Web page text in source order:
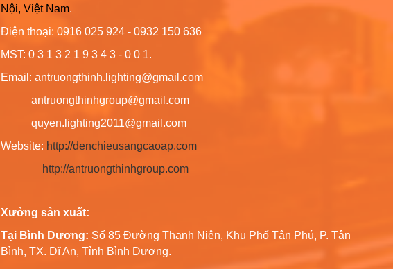
Nội, Việt Nam.
Điện thoại: 0916 025 924 - 0932 150 636
MST: 0 3 1 3 2 1 9 3 4 3 - 0 0 1.
Email: antruongthinh.lighting@gmail.com
antruongthinhgroup@gmail.com
quyen.lighting2011@gmail.com
Website: http://denchieusangcaoap.com
http://antruongthinhgroup.com
Xưởng sản xuất:
Tại Bình Dương: Số 85 Đường Thanh Niên, Khu Phố Tân Phú, P. Tân
Bình, TX. Dĩ An, Tỉnh Bình Dương.